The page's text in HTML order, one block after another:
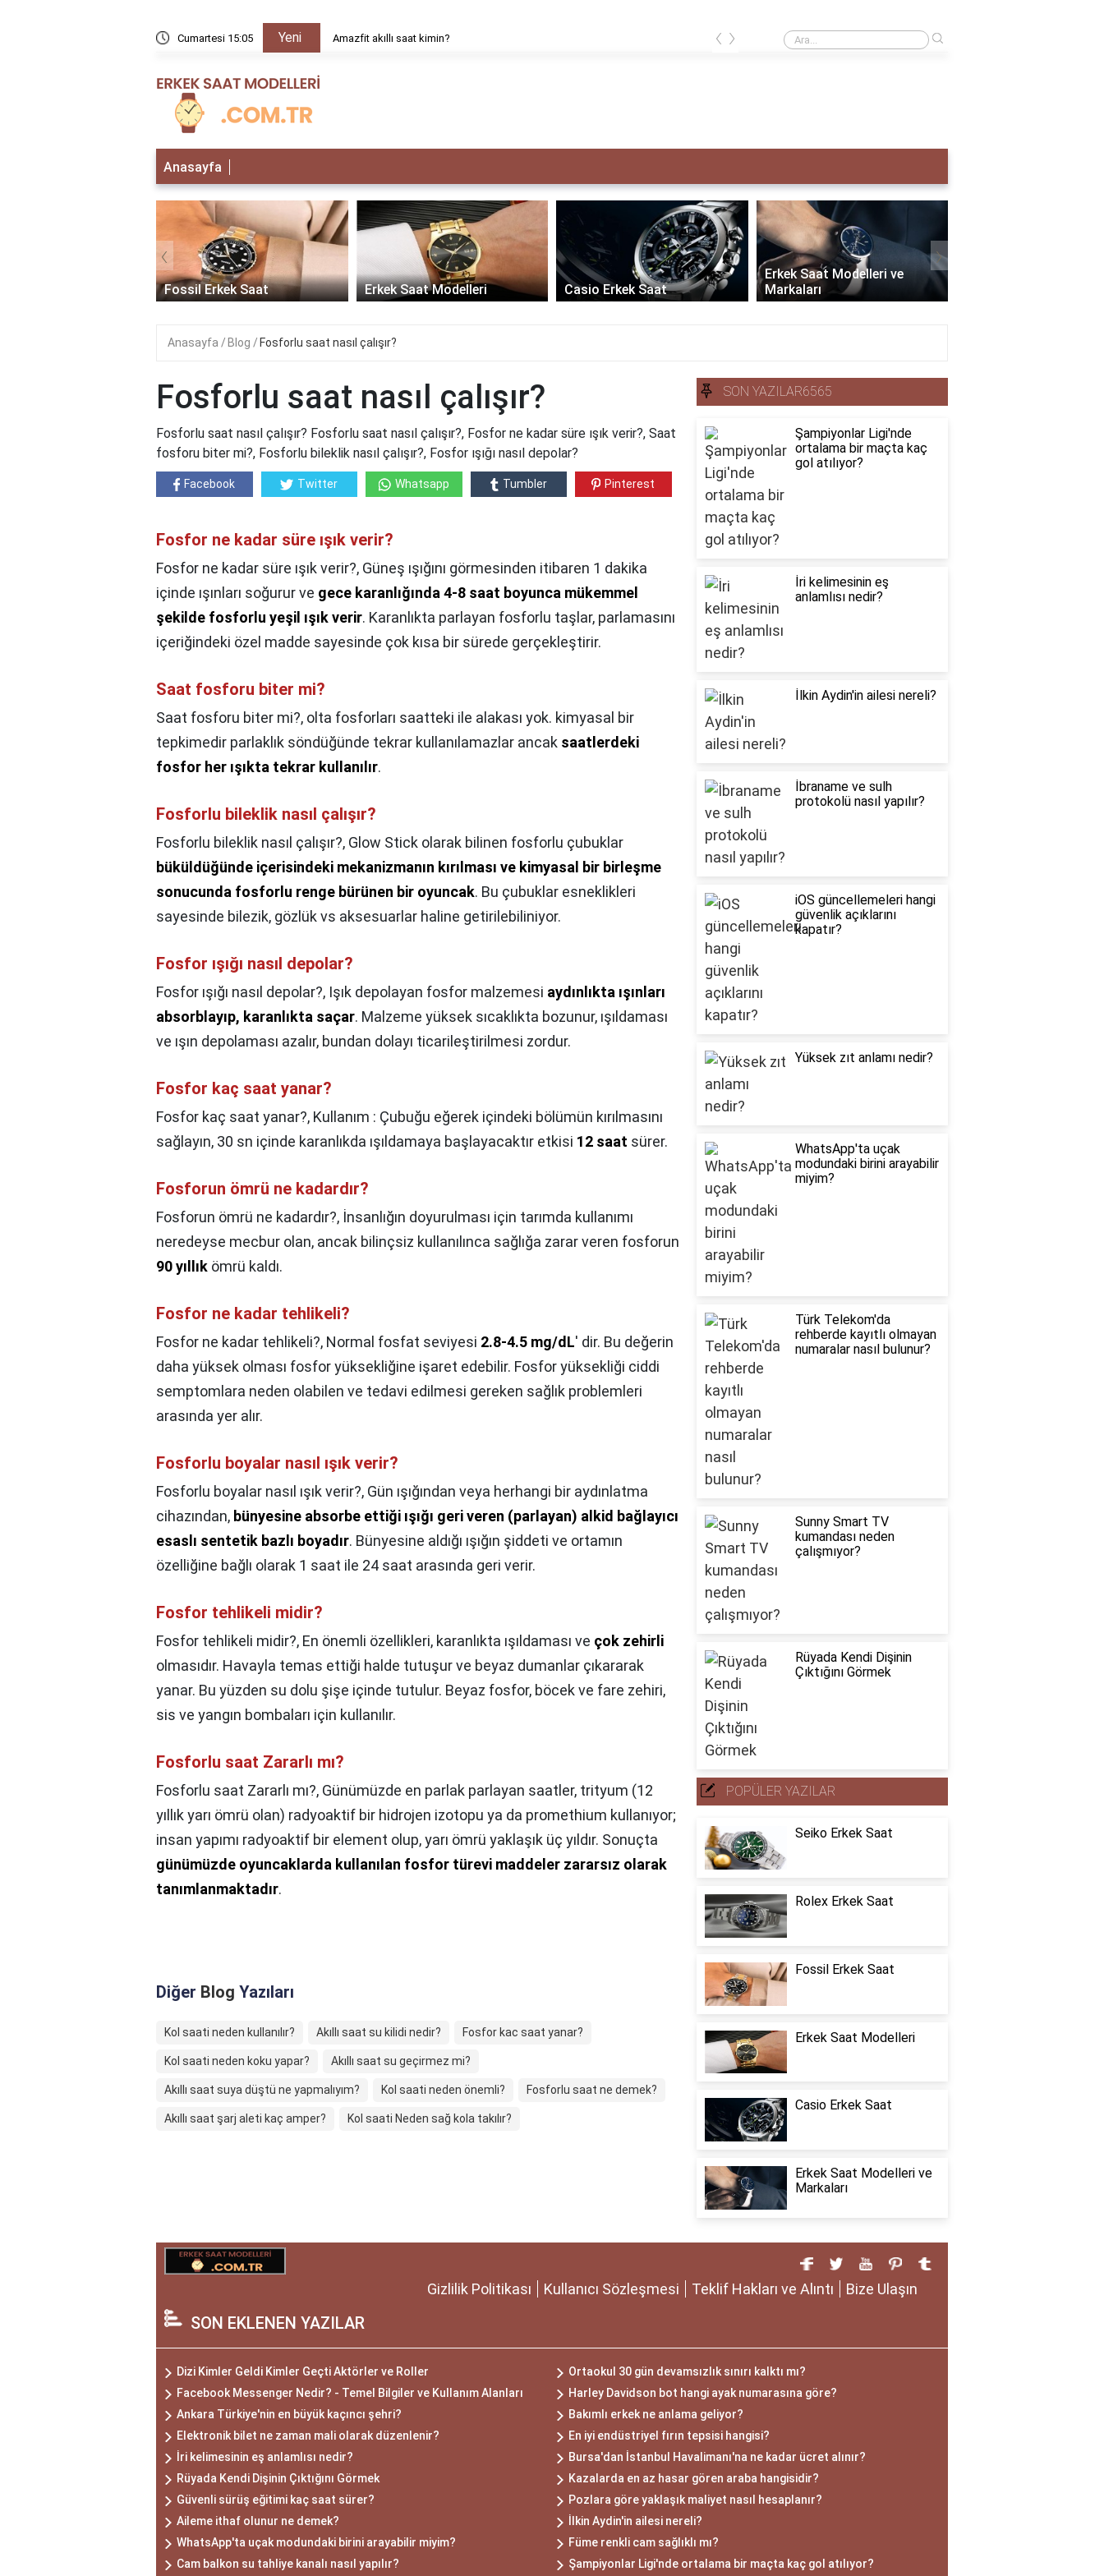
Cumartesi 15:05 Yeni Amazfit akıllı saat kimin? Creative taş ne demek?
‹ ›
Anasayfa
Fossil Erkek Saat Erkek Saat Modelleri Casio Erkek Saat
Erkek Saat Modelleri ve
Markaları
‹ ›
Anasayfa Blog Fosforlu saat nasıl çalışır?
Fosforlu saat nasıl çalışır?
Fosforlu saat nasıl çalışır? Fosforlu saat nasıl çalışır?, Fosfor ne kadar süre ışık verir?, Saat
fosforu biter mi?, Fosforlu bileklik nasıl çalışır?, Fosfor ışığı nasıl depolar?
Facebook Twitter Whatsapp Tumbler Pinterest
Fosfor ne kadar süre ışık verir?
Fosfor ne kadar süre ışık verir?, Güneş ışığını görmesinden itibaren 1 dakika
içinde ışınları soğurur ve gece karanlığında 4-8 saat boyunca mükemmel
şekilde fosforlu yeşil ışık verir. Karanlıkta parlayan fosforlu taşlar, parlamasını
içeriğindeki özel madde sayesinde çok kısa bir sürede gerçekleştirir.
Saat fosforu biter mi?
Saat fosforu biter mi?, olta fosforları saatteki ile alakası yok. kimyasal bir
tepkimedir parlaklık söndüğünde tekrar kullanılamazlar ancak saatlerdeki
fosfor her ışıkta tekrar kullanılır.
Fosforlu bileklik nasıl çalışır?
Fosforlu bileklik nasıl çalışır?, Glow Stick olarak bilinen fosforlu çubuklar
büküldüğünde içerisindeki mekanizmanın kırılması ve kimyasal bir birleşme
sonucunda fosforlu renge bürünen bir oyuncak. Bu çubuklar esneklikleri
sayesinde bilezik, gözlük vs aksesuarlar haline getirilebiliniyor.
Fosfor ışığı nasıl depolar?
Fosfor ışığı nasıl depolar?, Işık depolayan fosfor malzemesi aydınlıkta ışınları
absorblayıp, karanlıkta saçar. Malzeme yüksek sıcaklıkta bozunur, ışıldaması
ve ışın depolaması azalır, bundan dolayı ticarileştirilmesi zordur.
Fosfor kaç saat yanar?
Fosfor kaç saat yanar?, Kullanım : Çubuğu eğerek içindeki bölümün kırılmasını
sağlayın, 30 sn içinde karanlıkda ışıldamaya başlayacaktır etkisi 12 saat sürer.
Fosforun ömrü ne kadardır?
Fosforun ömrü ne kadardır?, İnsanlığın doyurulması için tarımda kullanımı
neredeyse mecbur olan, ancak bilinçsiz kullanılınca sağlığa zarar veren fosforun
90 yıllık ömrü kaldı.
Fosfor ne kadar tehlikeli?
Fosfor ne kadar tehlikeli?, Normal fosfat seviyesi 2.8-4.5 mg/dL' dir. Bu değerin
daha yüksek olması fosfor yüksekliğine işaret edebilir. Fosfor yüksekliği ciddi
semptomlara neden olabilen ve tedavi edilmesi gereken sağlık problemleri
arasında yer alır.
Fosforlu boyalar nasıl ışık verir?
Fosforlu boyalar nasıl ışık verir?, Gün ışığından veya herhangi bir aydınlatma
cihazından, bünyesine absorbe ettiği ışığı geri veren (parlayan) alkid bağlayıcı
esaslı sentetik bazlı boyadır. Bünyesine aldığı ışığın şiddeti ve ortamın
özelliğine bağlı olarak 1 saat ile 24 saat arasında geri verir.
Fosfor tehlikeli midir?
Fosfor tehlikeli midir?, En önemli özellikleri, karanlıkta ışıldaması ve çok zehirli
olmasıdır. Havayla temas ettiği halde tutuşur ve beyaz dumanlar çıkararak
yanar. Bu yüzden su dolu şişe içinde tutulur. Beyaz fosfor, böcek ve fare zehiri,
sis ve yangın bombaları için kullanılır.
Fosforlu saat Zararlı mı?
Fosforlu saat Zararlı mı?, Günümüzde en parlak parlayan saatler, trityum (12
yıllık yarı ömrü olan) radyoaktif bir hidrojen izotopu ya da promethium kullanıyor;
insan yapımı radyoaktif bir element olup, yarı ömrü yaklaşık üç yıldır. Sonuçta
günümüzde oyuncaklarda kullanılan fosfor türevi maddeler zararsız olarak
tanımlanmaktadır.
Diğer Blog Yazıları
Kol saati neden kullanılır? Akıllı saat su kilidi nedir? Fosfor kac saat yanar?
Kol saati neden koku yapar? Akıllı saat su geçirmez mi?
Akıllı saat suya düştü ne yapmalıyım? Kol saati neden önemli? Fosforlu saat ne demek?
Akıllı saat şarj aleti kaç amper? Kol saati Neden sağ kola takılır?
SON YAZILAR6565
Şampiyonlar Ligi'nde
ortalama bir maçta kaç
gol atılıyor?
İri kelimesinin eş
anlamlısı nedir?
İlkin Aydin'in ailesi nereli?
İbraname ve sulh
protokolü nasıl yapılır?
iOS güncellemeleri hangi
güvenlik açıklarını
kapatır?
Yüksek zıt anlamı nedir?
WhatsApp'ta uçak
modundaki birini arayabilir
miyim?
Türk Telekom'da
rehberde kayıtlı olmayan
numaralar nasıl bulunur?
Sunny Smart TV
kumandası neden
çalışmıyor?
Rüyada Kendi Dişinin
Çıktığını Görmek
POPÜLER YAZILAR
Seiko Erkek Saat
Rolex Erkek Saat
Fossil Erkek Saat
Erkek Saat Modelleri
Casio Erkek Saat
Erkek Saat Modelleri ve
Markaları
Gizlilik Politikası Kullanıcı Sözleşmesi Teklif Hakları ve Alıntı Bize Ulaşın
SON EKLENEN YAZILAR
Dizi Kimler Geldi Kimler Geçti Aktörler ve Roller
Ortaokul 30 gün devamsızlık sınırı kalktı mı?
Facebook Messenger Nedir? - Temel Bilgiler ve Kullanım Alanları
Harley Davidson bot hangi ayak numarasına göre?
Ankara Türkiye'nin en büyük kaçıncı şehri?
Bakımlı erkek ne anlama geliyor?
Elektronik bilet ne zaman mali olarak düzenlenir?
En iyi endüstriyel fırın tepsisi hangisi?
İri kelimesinin eş anlamlısı nedir?
Bursa'dan İstanbul Havalimanı'na ne kadar ücret alınır?
Rüyada Kendi Dişinin Çıktığını Görmek
Kazalarda en az hasar gören araba hangisidir?
Güvenli sürüş eğitimi kaç saat sürer?
Pozlara göre yaklaşık maliyet nasıl hesaplanır?
Aileme ithaf olunur ne demek?
İlkin Aydin'in ailesi nereli?
WhatsApp'ta uçak modundaki birini arayabilir miyim?
Füme renkli cam sağlıklı mı?
Cam balkon su tahliye kanalı nasıl yapılır?
Şampiyonlar Ligi'nde ortalama bir maçta kaç gol atılıyor?